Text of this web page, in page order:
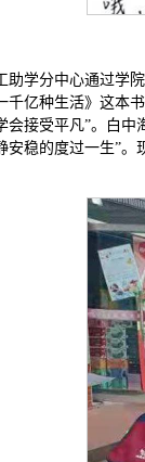
助学分中心通过学
千亿种生活》这本
会接受平凡”。白
安稳的度过一生”。